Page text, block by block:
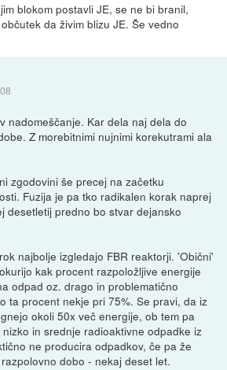
blokom postavli JE, se ne bi branil,
da živim blizu JE. Še vedno
nadomeščanje. Kar dela naj dela do
Z morebitnimi nujnimi korekutrami ala
zgodovini še precej na začetku
Fuzija je pa tko radikalen korak naprej
desetletij predno bo stvar dejansko
najbolje izgledajo FBR reaktorji. 'Obični'
kak procent razpoložljive energije
odpad oz. drago in problematično
ta procent nekje pri 75%. Se pravi, da iz
okoli 50x več energije, ob tem pa
in srednje radioaktivne odpadke iz
ne producira odpadkov, če pa že
dobo - nekaj deset let.